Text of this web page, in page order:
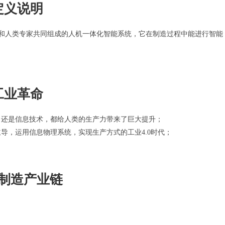
义说明
人类专家共同组成的人机一体化智能系统，它在制造过程中能进行智能
业革命
是信息技术，都给人类的生产力带来了巨大提升；
运用信息物理系统，实现生产方式的工业4.0时代；
造产业链